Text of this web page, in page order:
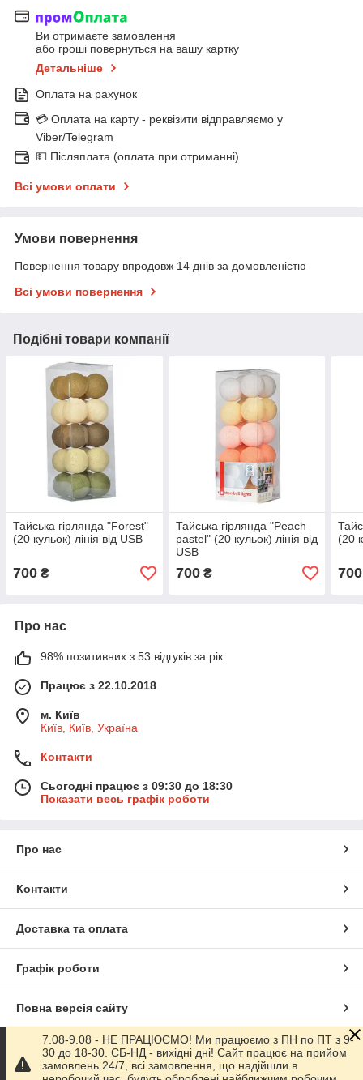
Ви отримаєте замовлення
або гроші повернуться на вашу картку
Детальніше
Оплата на рахунок
💳 Оплата на карту - реквізити відправляємо у
Viber/Telegram
💵 Післяплата (оплата при отриманні)
Всі умови оплати
Умови повернення
Повернення товару впродовж 14 днів за домовленістю
Всі умови повернення
Подібні товари компанії
Тайська гірлянда "Forest"
(20 кульок) лінія від USB
700 ₴
Тайська гірлянда "Peach
pastel" (20 кульок) лінія від
USB
700₴
(20
700
Про нас
98% позитивних з 53 відгуків за рік
Працює з 22.10.2018
м. Київ
Київ, Київ, Україна
Контакти
Сьогодні працює з 09:30 до 18:30
Показати весь графік роботи
Про нас
Контакти
Доставка та оплата
Графік роботи
Повна версія сайту
Сайт створено на маркетплейсіProm.ua
7.08-9.08 - НЕ ПРАЦЮЄМО! Ми працюємо з ПН по ПТ з 9-
30 до 18-30. СБ-НД - вихідні дні! Сайт працює на прийом
замовлень 24/7, всі замовлення, що надійшли в